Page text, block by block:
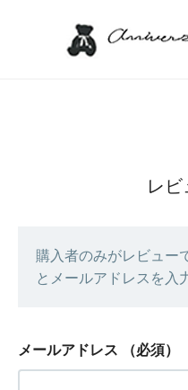
レ
購入者のみがレビュー
とメールアドレスを入
メールアドレス （必須）